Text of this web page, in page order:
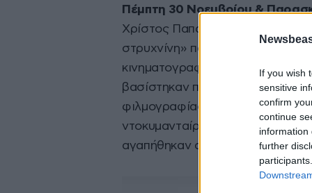
If you wish
sensitive
confirm
continue
information
further
Πέμπτη 30 Νοεμβρίου &
Χρίστος Παπαγεωργίου στο
στρυχνίνη» παρουσιάζει σε δύο
κινηματογραφικές ταινίες στις
βασίστηκαν πάνω στην
φιλμογραφίας της μεγάλης
ντοκυμανταίρ, πλαισιώνουν
αγαπήθηκαν από το κοινό.